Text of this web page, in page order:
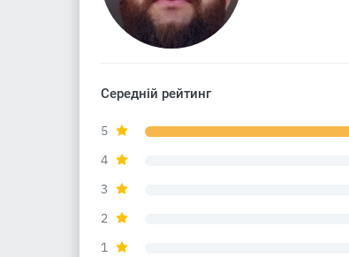
Середній рейтинг
5
4
3
2
1